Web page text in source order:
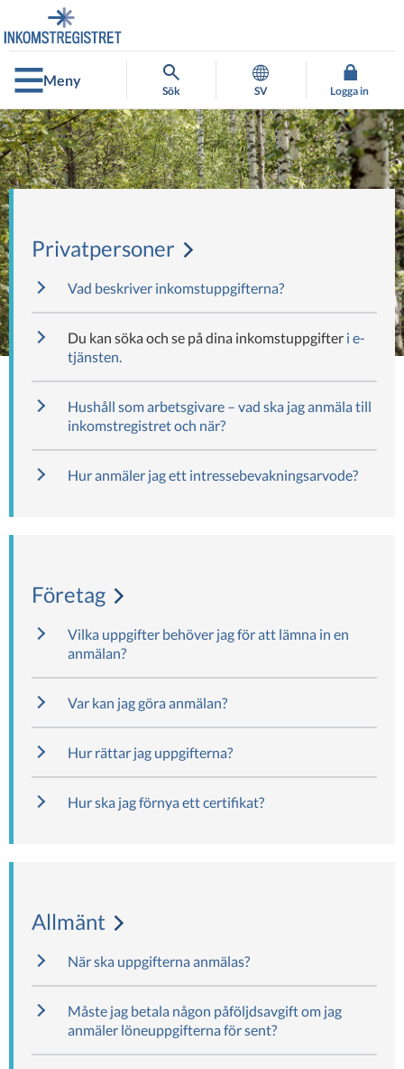
direkt
till
innehållet
till
hela
webbplatsens
sökningMeny
Sök SV Logga in
Privatpersoner
Vad beskriver inkomstuppgifterna?
Du kan söka och se på dina inkomstuppgifter i e-
tjänsten.
Hushåll som arbetsgivare – vad ska jag anmäla till
inkomstregistret och när?
Hur anmäler jag ett intressebevakningsarvode?
Företag
Vilka uppgifter behöver jag för att lämna in en
anmälan?
Var kan jag göra anmälan?
Hur rättar jag uppgifterna?
Hur ska jag förnya ett certifikat?
Allmänt
När ska uppgifterna anmälas?
Måste jag betala någon påföljdsavgift om jag
anmäler löneuppgifterna för sent?